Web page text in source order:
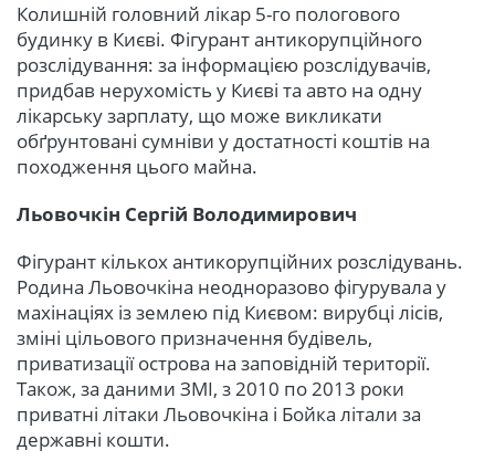
Колишній головний лікар 5-го пологового
будинку в Києві. Фігурант антикорупційного
розслідування: за інформацією розслідувачів,
придбав нерухомість у Києві та авто на одну
лікарську зарплату, що може викликати
обґрунтовані сумніви у достатності коштів на
походження цього майна.
Льовочкін Сергій Володимирович
Фігурант кількох антикорупційних розслідувань.
Родина Льовочкіна неодноразово фігурувала у
махінаціях із землею під Києвом: вирубці лісів,
зміні цільового призначення будівель,
приватизації острова на заповідній території.
Також, за даними ЗМІ, з 2010 по 2013 роки
приватні літаки Льовочкіна і Бойка літали за
державні кошти.